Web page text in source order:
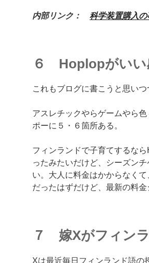
内部リンク： 科学装置購入
６ Hoplopがいい
これもブログに書こうと思い
アスレチックやらゲームやら
ポーに５・６箇所ある。
フィンランドで子育てするな
ったみたいだけど、シーズン
い。大人に料金はかからなく
だったはずだけど、最新の料
７ 嫁Xがフィン
Xは最近毎日フィンランド語の